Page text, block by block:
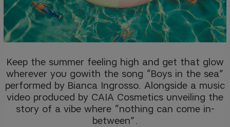
Keep the summer feeling high and get that glow
wherever you gowith the song “Boys in the sea”
performed by Bianca Ingrosso. Alongside a music
video produced by CAIA Cosmetics unveiling the
story of a vibe where “nothing can come in-
between”.